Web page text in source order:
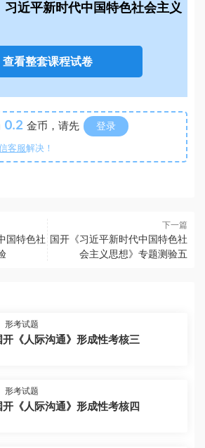
习近平新时代中国特色社会主义
查看整套课程试卷
0.2 金币，请先 登录
客服解决！
国特色社
下一篇
国开《习近平新时代中国特色社
会主义思想》专题测验五
形考试题
开《人际沟通》形成性考核三
形考试题
开《人际沟通》形成性考核四